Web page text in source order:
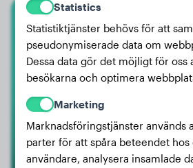
Tysk
Cooper
Statistics
Statistiktjänster behövs för att
pseudonymiserade data om
Dessa data gör det möjligt för oss
besökarna och optimera
Marketing
Marknadsföringstjänster används
parter för att spåra beteendet hos
användare, analysera insamlade